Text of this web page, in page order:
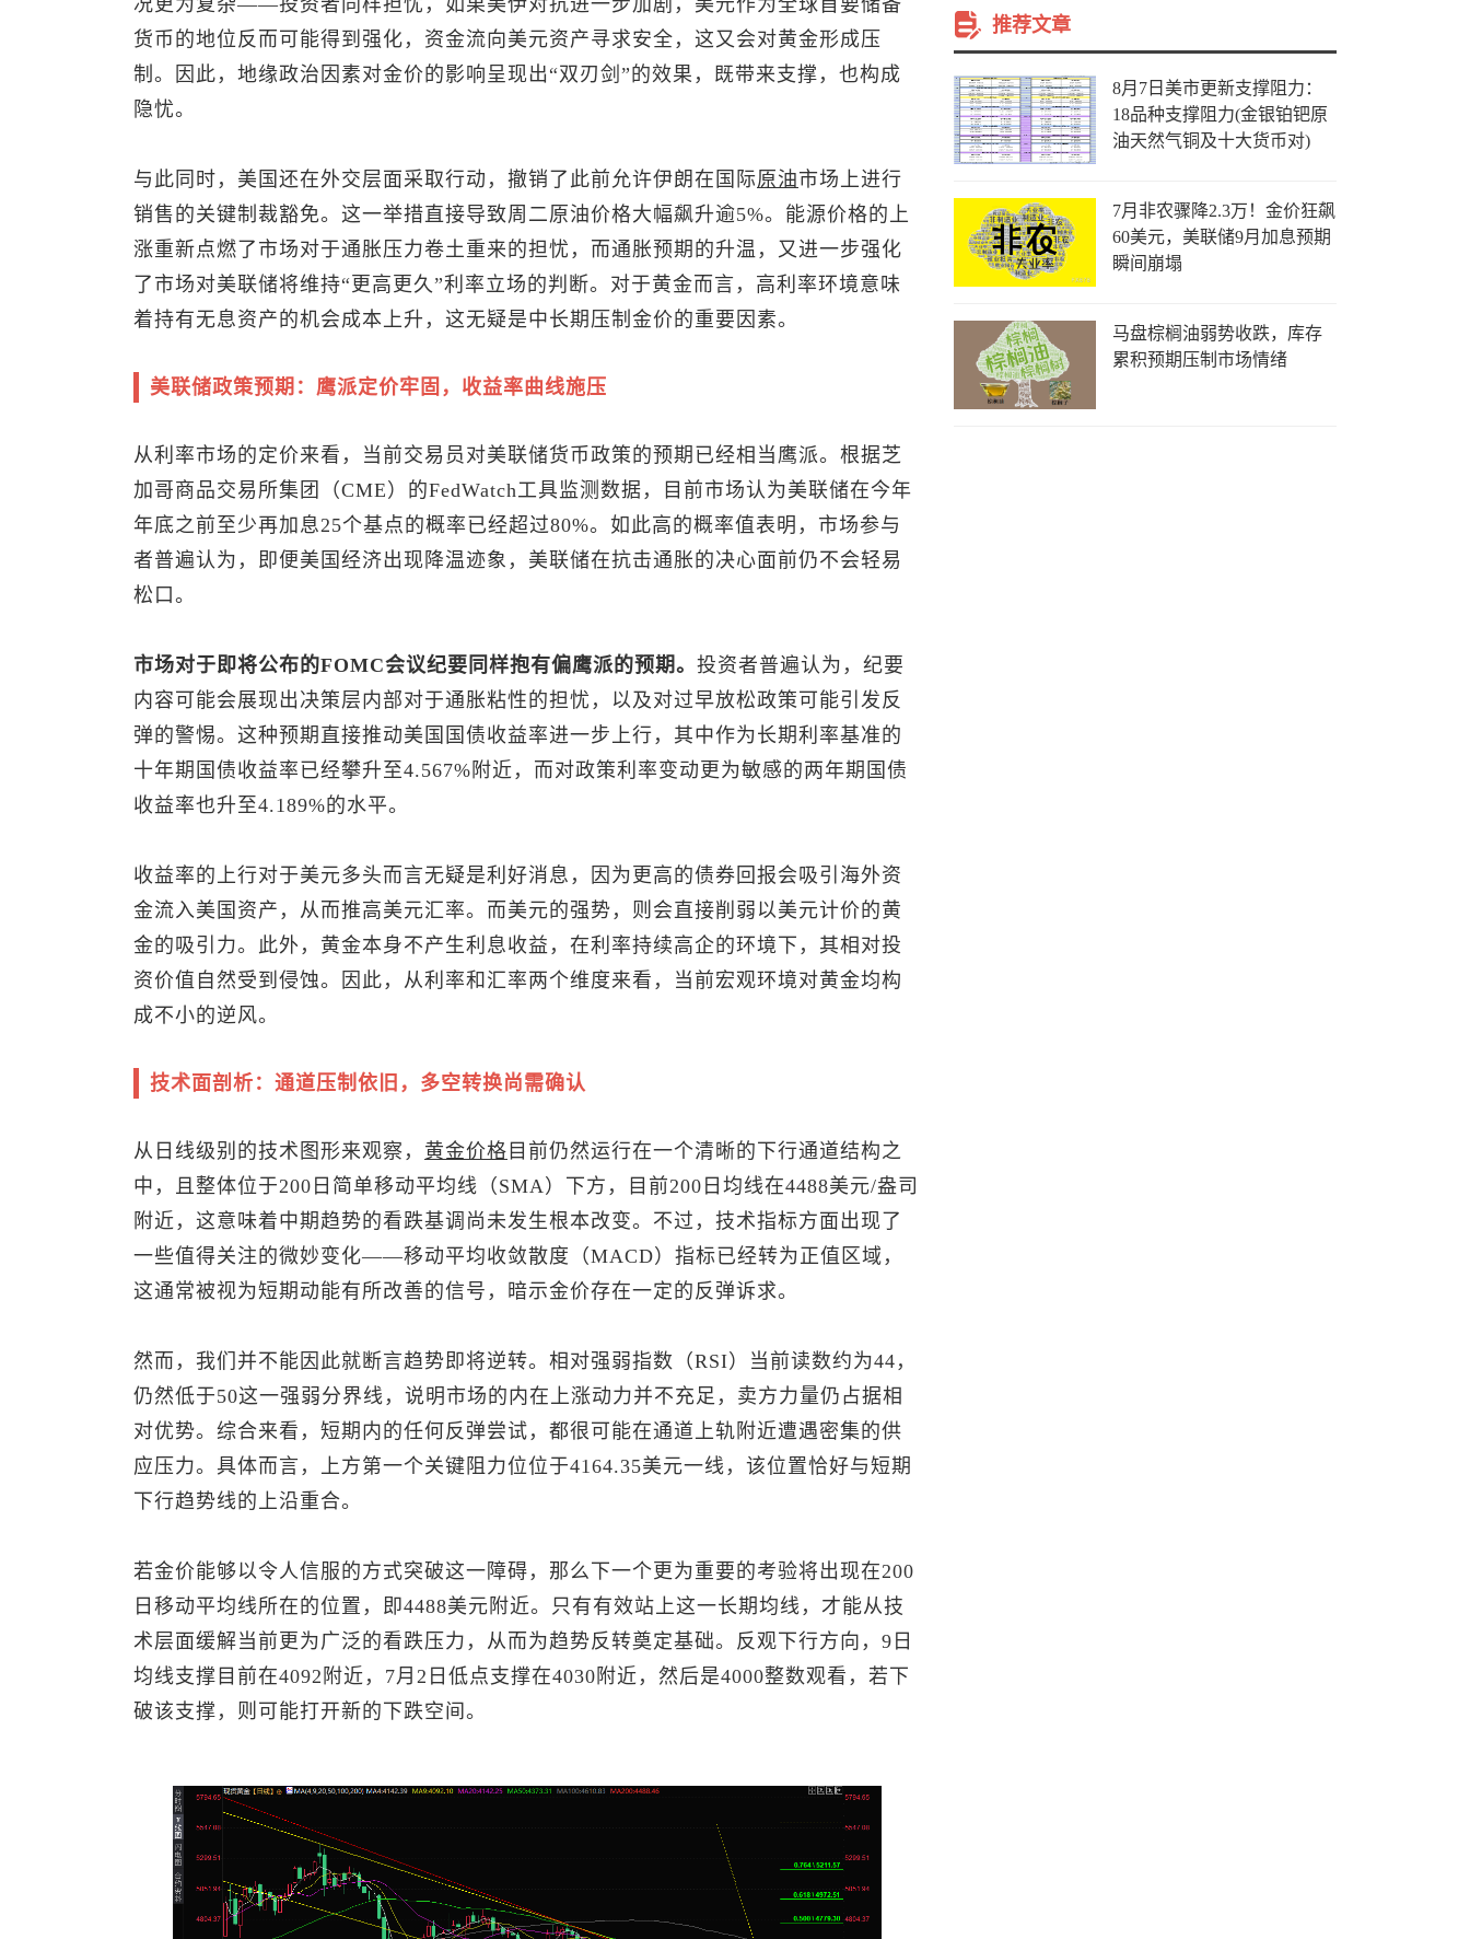
货币的地位反而可能得到强化，资金流向美元资产寻求安全，这又会对黄金形成压
制。因此，地缘政治因素对金价的影响呈现出“双刃剑”的效果，既带来支撑，也构成
隐忧。
与此同时，美国还在外交层面采取行动，撤销了此前允许伊朗在国际原油市场上进行
销售的关键制裁豁免。这一举措直接导致周二原油价格大幅飙升逾5%。能源价格的上
涨重新点燃了市场对于通胀压力卷土重来的担忧，而通胀预期的升温，又进一步强化
了市场对美联储将维持“更高更久”利率立场的判断。对于黄金而言，高利率环境意味
着持有无息资产的机会成本上升，这无疑是中长期压制金价的重要因素。
美联储政策预期：鹰派定价牢固，收益率曲线施压
从利率市场的定价来看，当前交易员对美联储货币政策的预期已经相当鹰派。根据芝
加哥商品交易所集团（CME）的FedWatch工具监测数据，目前市场认为美联储在今年
年底之前至少再加息25个基点的概率已经超过80%。如此高的概率值表明，市场参与
者普遍认为，即便美国经济出现降温迹象，美联储在抗击通胀的决心面前仍不会轻易
松口。
市场对于即将公布的FOMC会议纪要同样抱有偏鹰派的预期。 投资者普遍认为，纪要
内容可能会展现出决策层内部对于通胀粘性的担忧，以及对过早放松政策可能引发反
弹的警惕。这种预期直接推动美国国债收益率进一步上行，其中作为长期利率基准的
十年期国债收益率已经攀升至4.567%附近，而对政策利率变动更为敏感的两年期国债
收益率也升至4.189%的水平。
收益率的上行对于美元多头而言无疑是利好消息，因为更高的债券回报会吸引海外资
金流入美国资产，从而推高美元汇率。而美元的强势，则会直接削弱以美元计价的黄
金的吸引力。此外，黄金本身不产生利息收益，在利率持续高企的环境下，其相对投
资价值自然受到侵蚀。因此，从利率和汇率两个维度来看，当前宏观环境对黄金均构
成不小的逆风。
技术面剖析：通道压制依旧，多空转换尚需确认
从日线级别的技术图形来观察， 黄金价格 目前仍然运行在一个清晰的下行通道结构之
中，且整体位于200日简单移动平均线（SMA）下方，目前200日均线在4488美元/盎司
附近，这意味着中期趋势的看跌基调尚未发生根本改变。不过，技术指标方面出现了
一些值得关注的微妙变化——移动平均收敛散度（MACD）指标已经转为正值区域，
这通常被视为短期动能有所改善的信号，暗示金价存在一定的反弹诉求。
然而，我们并不能因此就断言趋势即将逆转。相对强弱指数（RSI）当前读数约为44，
仍然低于50这一强弱分界线，说明市场的内在上涨动力并不充足，卖方力量仍占据相
对优势。综合来看，短期内的任何反弹尝试，都很可能在通道上轨附近遭遇密集的供
应压力。具体而言，上方第一个关键阻力位位于4164.35美元一线，该位置恰好与短期
下行趋势线的上沿重合。
若金价能够以令人信服的方式突破这一障碍，那么下一个更为重要的考验将出现在200
日移动平均线所在的位置，即4488美元附近。只有有效站上这一长期均线，才能从技
术层面缓解当前更为广泛的看跌压力，从而为趋势反转奠定基础。反观下行方向，9日
均线支撑目前在4092附近，7月2日低点支撑在4030附近，然后是4000整数观看，若下
破该支撑，则可能打开新的下跌空间。
推荐文章
8月7日美市更新支撑阻力：
18品种支撑阻力(金银铂钯原
油天然气铜及十大货币对)
7月非农骤降2.3万！金价狂飙
60美元，美联储9月加息预期
瞬间崩塌
马盘棕榈油弱势收跌，库存
累积预期压制市场情绪